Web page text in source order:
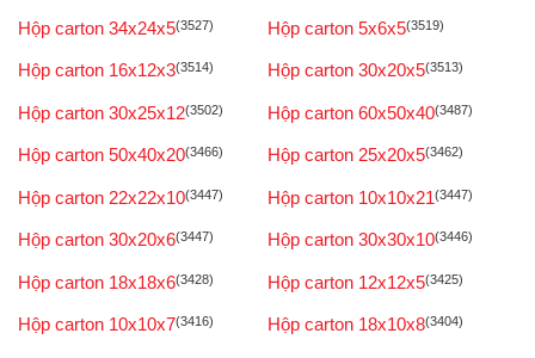
Hộp carton 34x24x5(3527) Hộp carton 5x6x5(3519)
Hộp carton 16x12x3(3514) Hộp carton 30x20x5(3513)
Hộp carton 30x25x12(3502) Hộp carton 60x50x40(3487)
Hộp carton 50x40x20(3466) Hộp carton 25x20x5(3462)
Hộp carton 22x22x10(3447) Hộp carton 10x10x21(3447)
Hộp carton 30x20x6(3447) Hộp carton 30x30x10(3446)
Hộp carton 18x18x6(3428) Hộp carton 12x12x5(3425)
Hộp carton 10x10x7(3416) Hộp carton 18x10x8(3404)